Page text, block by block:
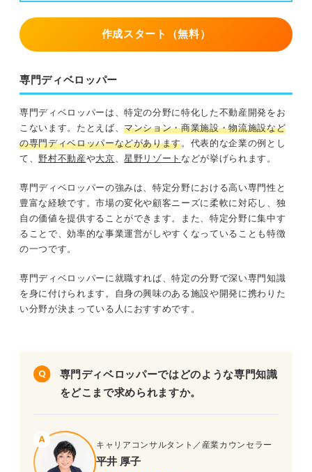
作成スタート（無料）
専門ディベロッパー
専門ディベロッパーは、特定の分野に特化した不動産開発をお
こないます。たとえば、マンション・商業施設・物流施設など
の専門ディベロッパーなどがあります。代表的な企業の例とし
て、 野村不動産や大京 、星野リゾート などが挙げられます。
専門ディベロッパーの強みは、特定分野における高い専門性と
豊富な経験です。市場の変化や顧客ニーズに柔軟に対応し、独
自の価値を提供することができます。また、特定分野に集中す
ることで、効率的な事業運営がしやすくなっていることも特徴
の一つです。
専門ディベロッパーに就職すれば、特定の分野で深い専門知識
を身に付けられます。自身の興味のある施設や開発に携わりた
い分野が決まっている人におすすめです。
専門ディベロッパーではどのような専門知識
をどこまで求められますか。
キャリアコンサルタント／産業カウンセラー
平井 厚子